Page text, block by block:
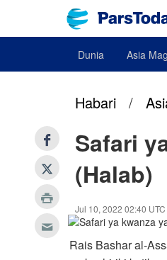
Dunia Asia
Habari /
Safari
(Halab)
Jul 10, 2022 02:40 UTC
Rais Bashar al-